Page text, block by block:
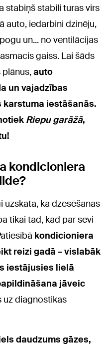
stabiņš stabili turas virs
auto, iedarbini dzinēju,
un... no ventilācijas
gaiss. Lai šāds
auto
un vajadzības
iestāšanās.
Riepu garāžā,
kondicioniera
ka dzesēšanas
tikai tad, kad par sevi
kondicioniera
reizi gadā – vislabāk
iestājusies lielā
jāveic
uz diagnostikas
daudzums gāzes,